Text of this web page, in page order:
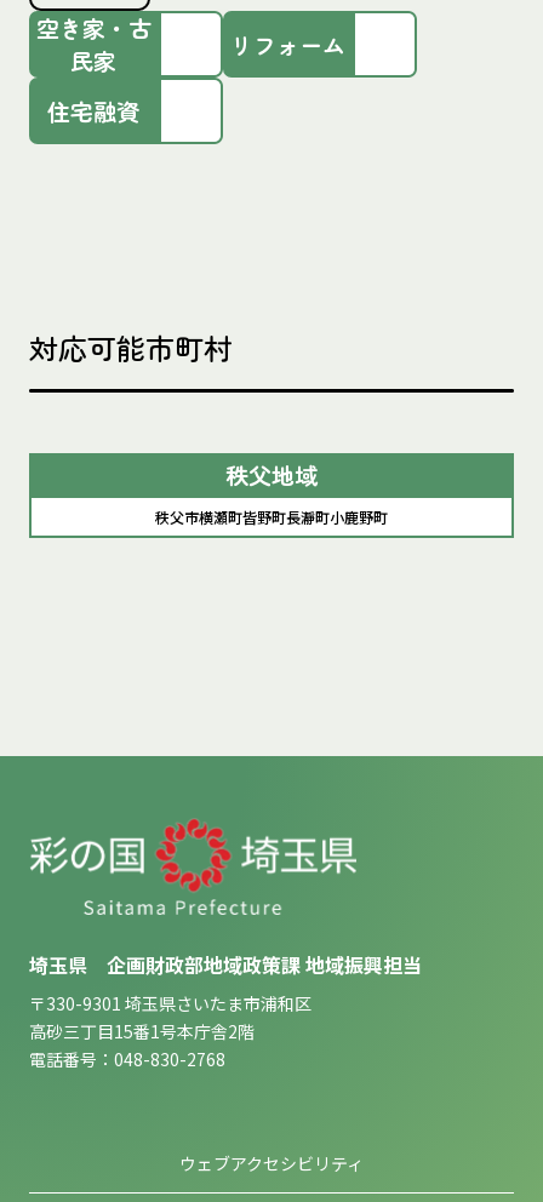
空き家・古
民家
リフォーム
住宅融資
対応可能市町村
秩父地域
秩父市横瀬町皆野町長瀞町小鹿野町
埼玉県 企画財政部地域政策課 地域振興担当
〒330-9301 埼玉県さいたま市浦和区
高砂三丁目15番1号本庁舎2階
電話番号：048-830-2768
ウェブアクセシビリティ